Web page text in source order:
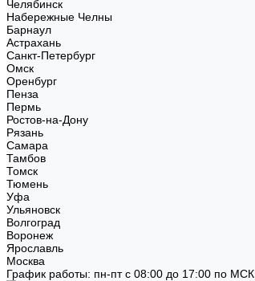
Челябинск
Набережные Челны
Барнаул
Астрахань
Санкт-Петербург
Омск
Оренбург
Пенза
Пермь
Ростов-на-Дону
Рязань
Самара
Тамбов
Томск
Тюмень
Уфа
Ульяновск
Волгоград
Воронеж
Ярославль
Москва
График работы: пн-пт с 08:00 до 17:00 по МСК